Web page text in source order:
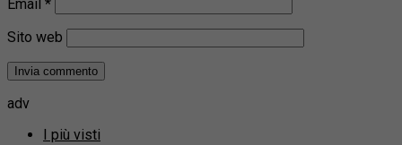
Email *
Sito web
adv
I più visti